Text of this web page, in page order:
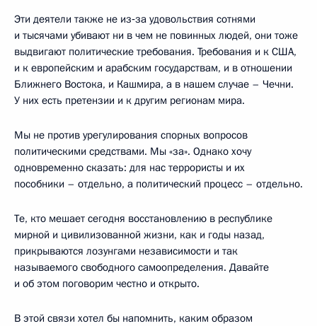
Эти деятели также не из‑за удовольствия сотнями
и тысячами убивают ни в чем не повинных людей, они тоже
выдвигают политические требования. Требования и к США,
и к европейским и арабским государствам, и в отношении
Ближнего Востока, и Кашмира, а в нашем случае – Чечни.
У них есть претензии и к другим регионам мира.
Мы не против урегулирования спорных вопросов
политическими средствами. Мы «за». Однако хочу
одновременно сказать: для нас террористы и их
пособники – отдельно, а политический процесс – отдельно.
Те, кто мешает сегодня восстановлению в республике
мирной и цивилизованной жизни, как и годы назад,
прикрываются лозунгами независимости и так
называемого свободного самоопределения. Давайте
и об этом поговорим честно и открыто.
В этой связи хотел бы напомнить, каким образом